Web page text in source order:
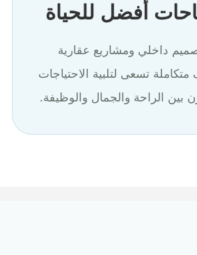
أفضل للحياة
داخلي ومشاريع عقارية
تسعى لتلبية الاحتياجات
بين الراحة والجمال والوظيفة.